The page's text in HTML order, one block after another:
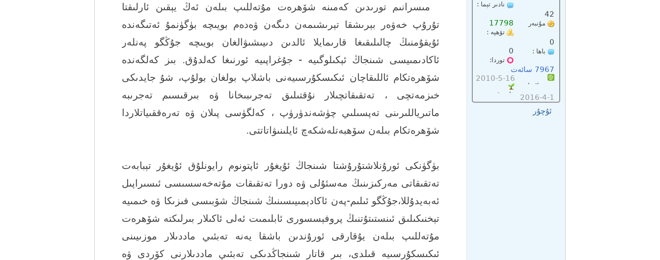
نادىر تېما :
42
مۇنبەر
17798
تۆھپە :
0
باھا : 0
توردا:
7967 سائەت
تىزىملاتقان :
2010-5-16
ئاخىرقى: 2016-4-1
ئۇچۇر
مىسرانىم تورىدىن كەمىنە شۆھرەت مۇتەللىپ بىلەن ئەڭ يېقىن ئارلىقتا
تۇرۇپ خەۋەر بېرىشقا تېرىشىمەن دىگەن ۋەدەم بويىچە بۈگۈنمۇ ئەتىگەندە
ئۇيقۇمنىڭ چالىلىقىغا قارىمايلا ئالدىن دىيىشىۋالغان بويىچە جۇڭگو پەنلەر
ئاكادىمىيسى شىنجاڭ ئېكىلوگىيە - جۇغراپىيە ئورنىغا كەلدۇق. بىز كەلگەندە
شۆھرەتكام ئاللىقاچان ئىكىسكۇرسىيەنى باشلاپ بولغان بولۇپ، شۇ جايدىكى
خىزمەتچى ، تەتقىقاتچىلار نۇقتىلىق تەجرىبىخانا ۋە بىرقىسىم تەجرىبە
ماتىرياللىرىنى تەپسىلىي چۈشەندۈرۈپ ، كەلگۈسى پىلان ۋە تەرەققىياتلاردا
شۆھرەتكام بىلەن سۆھبەتلەشكەچ ئايلىنىۋاتاتتى.
بۈگۈنكى ئورۇنلاشتۇرۇشتا شىنجاڭ ئۇيغۇر ئاپتونوم رايونلۇق ئۇيغۇر تېبابەت
تەتقىقاتى مەركىزىنىڭ مەسئۇلى ۋە دورا تەتقىقات مۇتەخەسسىسى ئىسىراپىل
ئەبەيدۇللا،جۇڭگو ئىلىم-پەن ئاكادېمىيىسىنىڭ شىنجاڭ شۆبىسى فىزىكا ۋە خىمىيە
تېخنىكىلىق ئىنستىتۇتنىڭ پروفېسسورى ئابلىمىت ئەلى ئاكىلار بىرلىكتە شۆھرەت
مۇتەللىپ بىلەن يۇقارقى ئورۇندىن باشقا يەنە تەبئىي ماددىلار موزىيىنى
ئىكىسكۇرسىيە قىلدى، بىر قاتار شىنجاڭدىكى تەبئىي ماددىلارنى كۆردى ۋە